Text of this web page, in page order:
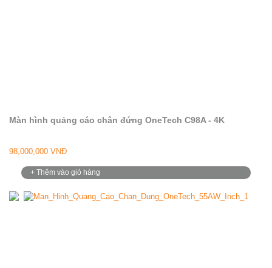
Màn hình quảng cáo chân đứng OneTech C98A - 4K
98,000,000 VNĐ
+ Thêm vào giỏ hàng